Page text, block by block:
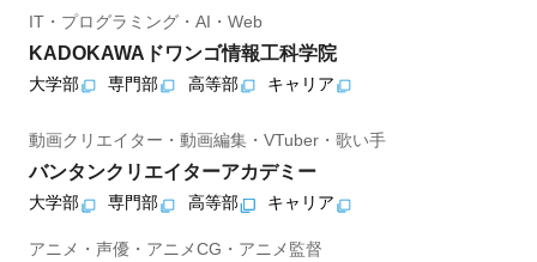
IT・プログラミング・AI・Web
KADOKAWAドワンゴ情報工科学院
大学部 専門部 高等部 キャリア
動画クリエイター・動画編集・VTuber・歌い手
バンタンクリエイターアカデミー
大学部 専門部 高等部 キャリア
アニメ・声優・アニメCG・アニメ監督